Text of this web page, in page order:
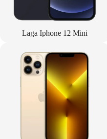
Laga Iphone 12 Mini